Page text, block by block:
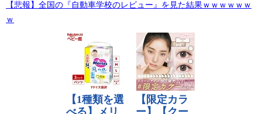
【悲報】全国の『自動車学校のレビュー』を見た結果ｗｗｗｗｗｗ
ｗ